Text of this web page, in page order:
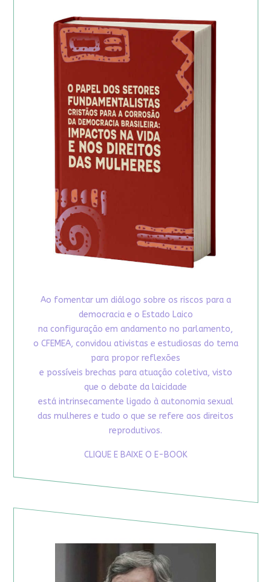
Ao fomentar um diálogo sobre os riscos para a
democracia e o Estado Laico
na configuração em andamento no parlamento,
o CFEMEA, convidou ativistas e estudiosas do tema
para propor reflexões
e possíveis brechas para atuação coletiva, visto
que o debate da laicidade
está intrinsecamente ligado à autonomia sexual
das mulheres e tudo o que se refere aos direitos
reprodutivos.
CLIQUE E BAIXE O E-BOOK